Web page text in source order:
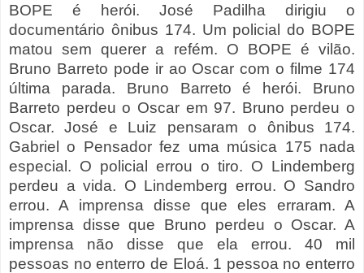
BOPE é herói. José Padilha dirigiu o
documentário ônibus 174. Um policial do BOPE
matou sem querer a refém. O BOPE é vilão.
Bruno Barreto pode ir ao Oscar com o filme 174
última parada. Bruno Barreto é herói. Bruno
Barreto perdeu o Oscar em 97. Bruno perdeu o
Oscar. José e Luiz pensaram o ônibus 174.
Gabriel o Pensador fez uma música 175 nada
especial. O policial errou o tiro. O Lindemberg
perdeu a vida. O Lindemberg errou. O Sandro
errou. A imprensa disse que eles erraram. A
imprensa disse que Bruno perdeu o Oscar. A
imprensa não disse que ela errou. 40 mil
pessoas no enterro de Eloá. 1 pessoa no enterro